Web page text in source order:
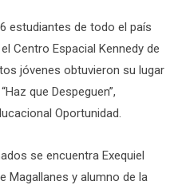
estudiantes de todo el país
Centro Espacial Kennedy de
jóvenes obtuvieron su lugar
que Despeguen”,
Oportunidad.
se encuentra Exequiel
Magallanes y alumno de la